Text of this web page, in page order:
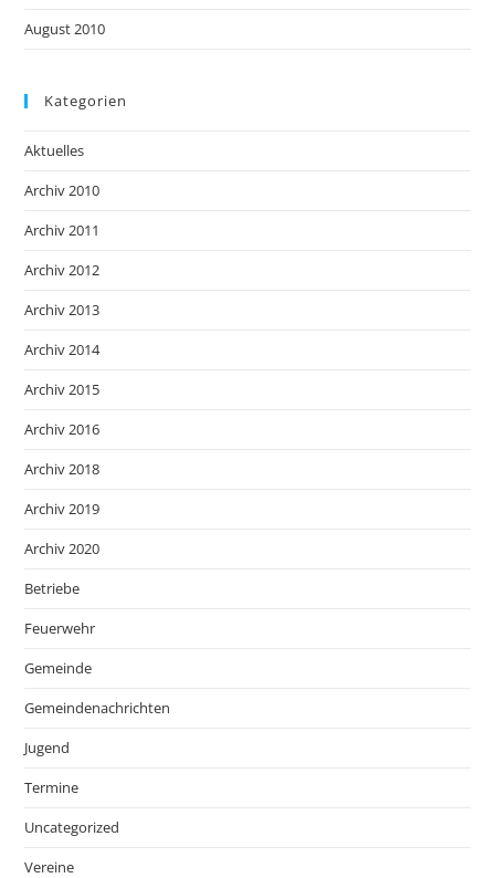
August 2010
Kategorien
Aktuelles
Archiv 2010
Archiv 2011
Archiv 2012
Archiv 2013
Archiv 2014
Archiv 2015
Archiv 2016
Archiv 2018
Archiv 2019
Archiv 2020
Betriebe
Feuerwehr
Gemeinde
Gemeindenachrichten
Jugend
Termine
Uncategorized
Vereine